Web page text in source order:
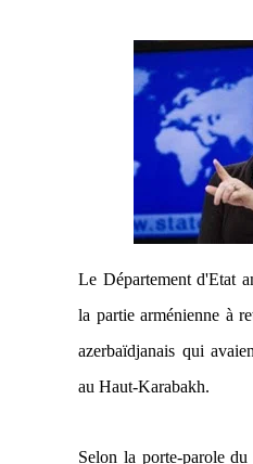
Le Département d'Etat
la partie arménienne à
azerbaïdjanais qui
au Haut-Karabakh.
Selon la porte-parole